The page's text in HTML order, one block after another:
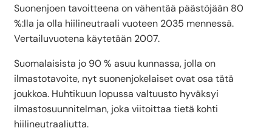
Suonenjoen tavoitteena on vähentää päästöjään 80
%:lla ja olla hiilineutraali vuoteen 2035 mennessä.
Vertailuvuotena käytetään 2007.
Suomalaisista jo 90 % asuu kunnassa, jolla on
ilmastotavoite, nyt suonenjokelaiset ovat osa tätä
joukkoa. Huhtikuun lopussa valtuusto hyväksyi
ilmastosuunnitelman, joka viitoittaa tietä kohti
hiilineutraaliutta.